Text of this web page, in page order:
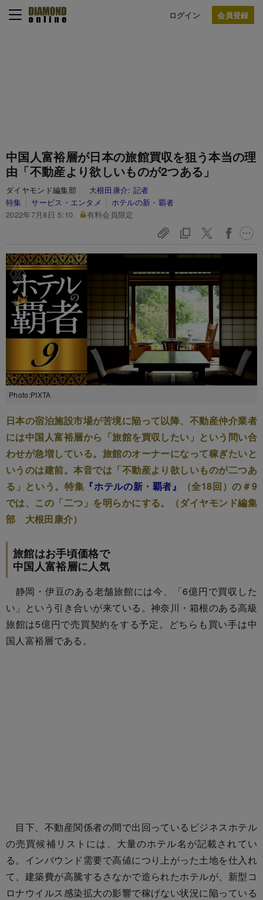
ログイン
中国人富裕層が日本の旅館買収を狙う本当の理
由「不動産より欲しいものが2つある」
ダイヤモンド編集部 大根田康介:記者
特集
サービス・エンタメ
ホテルの新・覇者
2022年7月8日 5:10
有料会員限定
Photo:PIXTA
日本の宿泊施設市場が苦境に陥って以降、不動産仲介業者
には中国人富裕層から「旅館を買収したい」という問い合
わせが急増している。旅館のオーナーになって稼ぎたいと
いうのは建前。本音では「不動産より欲しいものが二つあ
る」という。特集 『ホテルの新・覇者』
（全18回）の＃9
では、この「二つ」を明らかにする。（ダイヤモンド編集
部 大根田康介）
旅館はお手頃価格で
中国人富裕層に人気
静岡・伊豆のある老舗旅館には今、「6億円で買収した
い」という引き合いが来ている。神奈川・箱根のある高級
旅館は5億円で売買契約をする予定。どちらも買い手は中
国人富裕層である。
目下、不動産関係者の間で出回っているビジネスホテル
の売買候補リストには、大量のホテル名が記載されてい
る。インバウンド需要で高値につり上がった土地を仕入れ
て、建築費が高騰するさなかで造られたホテルが、新型コ
ロナウイルス感染拡大の影響で稼げない状況に陥っている